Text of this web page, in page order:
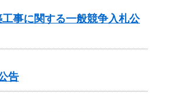
事に関する一般競争入札公
告